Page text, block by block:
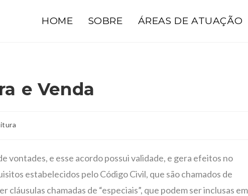
HOME SOBRE ÁREAS DE ATUAÇÃO
e Venda
vontades, e esse acordo possui validade, e gera efeitos no
estabelecidos pelo Código Civil, que são chamados de
chamadas de “especiais”, que podem ser inclusas em